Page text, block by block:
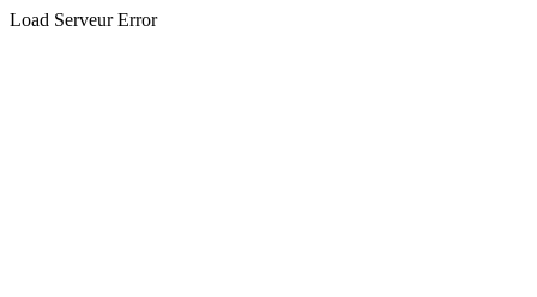
Load Serveur Error